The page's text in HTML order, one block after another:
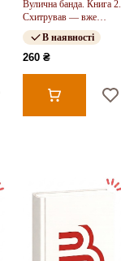
Вулична банда. Книга 2.
Схитрував — вже
майже переміг!
В наявності
260 ₴